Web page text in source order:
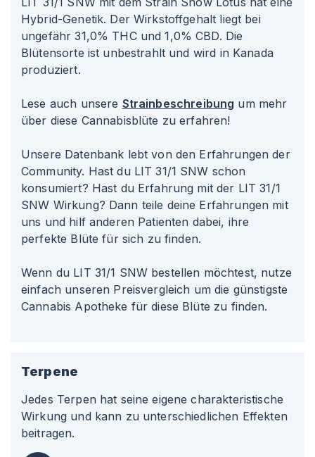
Hybrid-Genetik. Der Wirkstoffgehalt liegt bei
ungefähr 31,0% THC und 1,0% CBD. Die
Blütensorte ist unbestrahlt und wird in Kanada
produziert.
Lese auch unsere Strainbeschreibung um mehr
über diese Cannabisblüte zu erfahren!
Unsere Datenbank lebt von den Erfahrungen der
Community. Hast du LIT 31/1 SNW schon
konsumiert? Hast du Erfahrung mit der LIT 31/1
SNW Wirkung? Dann teile deine Erfahrungen mit
uns und hilf anderen Patienten dabei, ihre
perfekte Blüte für sich zu finden.
Wenn du LIT 31/1 SNW bestellen möchtest, nutze
einfach unseren Preisvergleich um die günstigste
Cannabis Apotheke für diese Blüte zu finden.
Terpene
Jedes Terpen hat seine eigene charakteristische
Wirkung und kann zu unterschiedlichen Effekten
beitragen.